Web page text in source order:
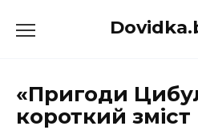
до
«Пригоди
короткий зміст